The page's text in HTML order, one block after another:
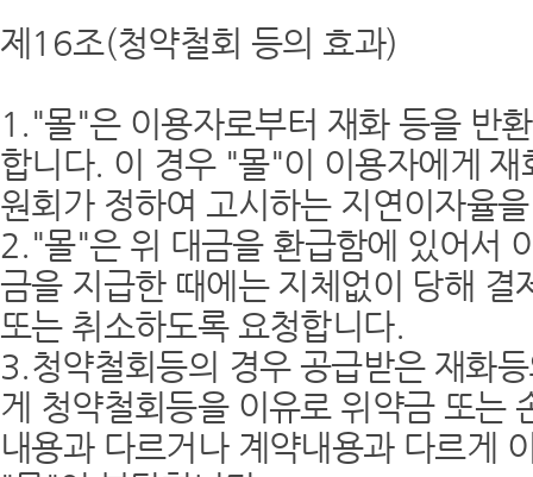
제16조(청약철회 등의 효과)
1."몰"은 이용자로부터 재화 등을 반
합니다. 이 경우 "몰"이 이용자에게
원회가 정하여 고시하는 지연이자율
2."몰"은 위 대금을 환급함에 있어서
금을 지급한 때에는 지체없이 당해
또는 취소하도록 요청합니다.
3.청약철회등의 경우 공급받은 재화
게 청약철회등을 이유로 위약금 또는
내용과 다르거나 계약내용과 다르게